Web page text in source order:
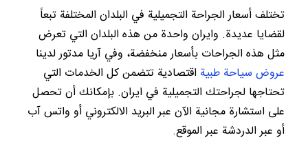
تختلف أسعار الجراحة التجميلية في البلدان المختلفة تبعاً
لقضايا عديدة. وايران واحدة من هذه البلدان التي تعرض
مثل هذه الجراحات بأسعار منخفضة، وفي آريا مدتور لدينا
عروض سياحة طبية اقتصادية تتضمن كل الخدمات التي
تحتاجها لجراحتك التجميلية في ايران. بإمكانك أن تحصل
على استشارة مجانية الآن عبر البريد الالكتروني أو واتس آب
أو عبر الدردشة عبر الموقع.